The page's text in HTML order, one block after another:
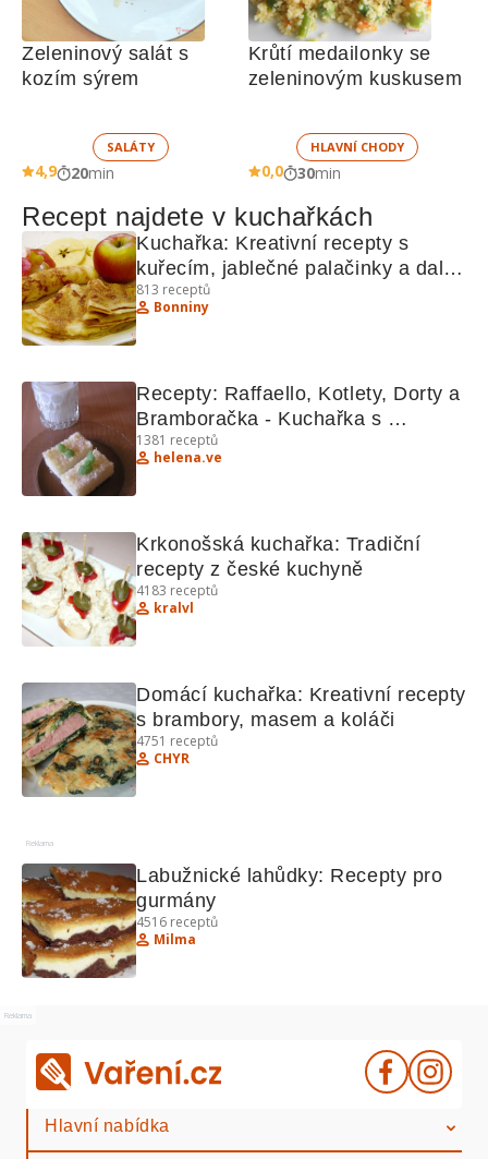
Zeleninový salát s
kozím sýrem
SALÁTY
4,9 20min
Krůtí medailonky se
HLAVNÍ CHODY
0,0 30min
Recept najdete v kuchařkách
Kuchařka: Kreativní recepty s
kuřecím, jablečné palačinky a další
lahůdky
813 receptů
Bonniny
Recepty: Raffaello, Kotlety, Dorty a
Bramboračka - Kuchařka s
exotickými pochoutkami
1381 receptů
helena.ve
Krkonošská kuchařka: Tradiční
recepty z české kuchyně
4183 receptů
kralvl
Domácí kuchařka: Kreativní recepty
s brambory, masem a koláči
4751 receptů
CHYR
Reklama
Labužnické lahůdky: Recepty pro
gurmány
4516 receptů
Milma
Reklama
Hlavní nabídka